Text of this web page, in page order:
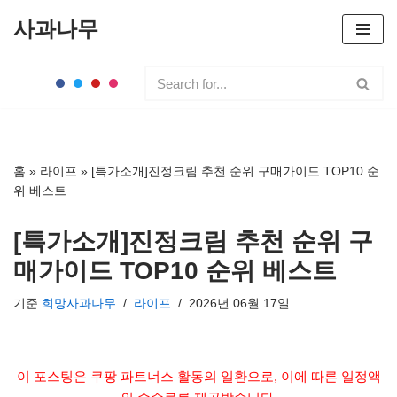
뛰
기
사과나무
홈 » 라이프 » [특가소개]진정크림 추천 순위 구매가이드 TOP10 순
위 베스트
[특가소개]진정크림 추천 순위 구
매가이드 TOP10 순위 베스트
기준 희망사과나무 라이프 2026년 06월 17일
이 포스팅은 쿠팡 파트너스 활동의 일환으로, 이에 따른 일정액